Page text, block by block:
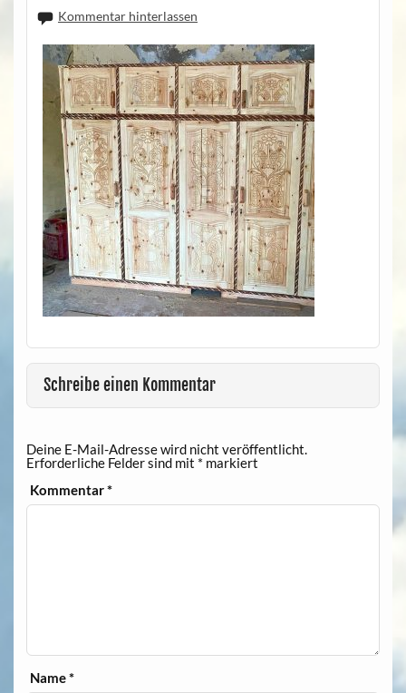
Kommentar hinterlassen
Schreibe einen Kommentar
Deine E-Mail-Adresse wird nicht veröffentlicht.
Erforderliche Felder sind mit * markiert
Kommentar*
Name*